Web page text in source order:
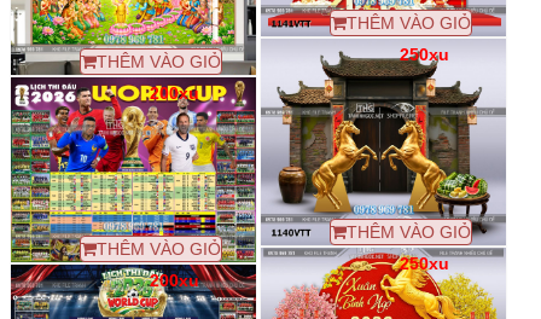
THÊM VÀO GIỎ
200xu
THÊM VÀO GIỎ
200xu
THÊM VÀO GIỎ
250xu
THÊM VÀO GIỎ
250xu